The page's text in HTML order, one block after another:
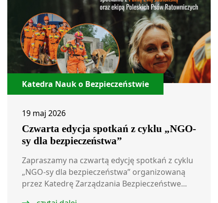
Katedra Nauk o Bezpieczeństwie
19 maj 2026
Czwarta edycja spotkań z cyklu „NGO-
sy dla bezpieczeństwa”
Zapraszamy na czwartą edycję spotkań z cyklu
„NGO-sy dla bezpieczeństwa” organizowaną
przez Katedrę Zarządzania Bezpieczeństwe...